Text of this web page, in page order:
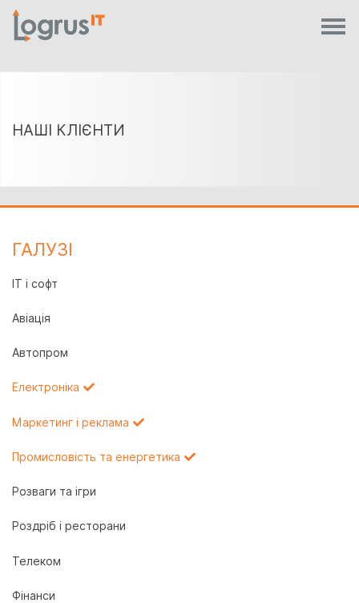
НАШІ КЛІЄНТИ
ГАЛУЗI
IT і софт
Авіація
Автопром
Електроніка
Маркетинг і реклама
Промисловість та енергетика
Розваги та ігри
Роздріб і ресторани
Телеком
Фінанси